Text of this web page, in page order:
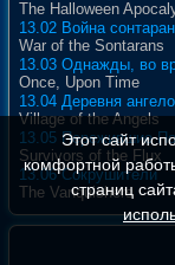
The Halloween
13.02 Война
War of the Sontarans
13.03 Однажды, во
Once, Upon Time
13.04 Деревня
Village of the Angels
13.05 Пережившие
Survivors of the Flux
13.06 Сокрушители
The Vanquishers
Этот сайт
комфортной
страниц